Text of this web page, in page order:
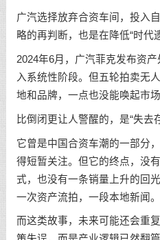
广汽选择放弃合资车间，投入
略的再判断，也是在降低“时代
2024年6月，广汽菲克发布资
入系统性阶段。但五轮拍卖无
地和品牌，一点也没能唤起市场
比倒闭更让人警醒的，是“失去
它曾是中国合资车潮的一部分
得短暂关注。但它的终点，没
式，也没有一条销量上升的回
一次资产流拍，一段本地新闻。
而这类故事，未来可能还会重